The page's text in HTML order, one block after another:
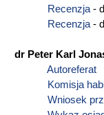
Recenzja -
Recenzja -
dr Peter Karl
Autoreferat
Komisja
Wniosek